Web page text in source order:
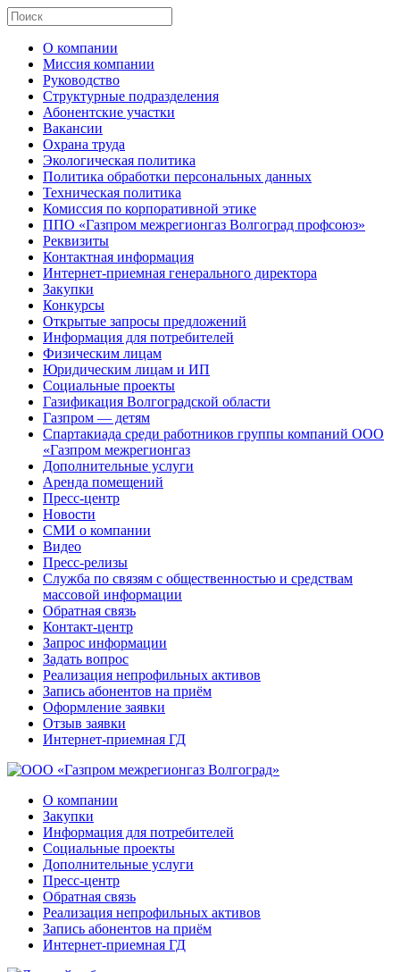
О компании
Миссия компании
Руководство
Структурные подразделения
Абонентские участки
Вакансии
Охрана труда
Экологическая политика
Политика обработки персональных данных
Техническая политика
Комиссия по корпоративной этике
ППО «Газпром межрегионгаз Волгоград профсоюз»
Реквизиты
Контактная информация
Интернет-приемная генерального директора
Закупки
Конкурсы
Открытые запросы предложений
Информация для потребителей
Физическим лицам
Юридическим лицам и ИП
Социальные проекты
Газификация Волгоградской области
Газпром — детям
Спартакиада среди работников группы компаний ООО
«Газпром межрегионгаз
Дополнительные услуги
Аренда помещений
Пресс-центр
Новости
СМИ о компании
Видео
Пресс-релизы
Служба по связям с общественностью и средствам
массовой информации
Обратная связь
Контакт-центр
Запрос информации
Задать вопрос
Реализация непрофильных активов
Запись абонентов на приём
Оформление заявки
Отзыв заявки
Интернет-приемная ГД
О компании
Закупки
Информация для потребителей
Социальные проекты
Дополнительные услуги
Пресс-центр
Обратная связь
Реализация непрофильных активов
Запись абонентов на приём
Интернет-приемная ГД